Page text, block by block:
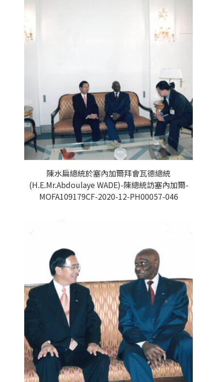
陳水扁總統於塞內加爾拜會瓦德總統
(H.E.Mr.Abdoulaye WADE)-陳總統訪塞內加爾-
MOFA109179CF-2020-12-PH00057-046